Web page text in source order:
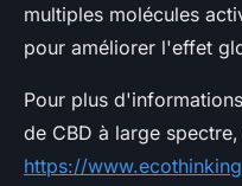
multiples molécules
pour améliorer l'effet
Pour plus
de CBD à large
https://